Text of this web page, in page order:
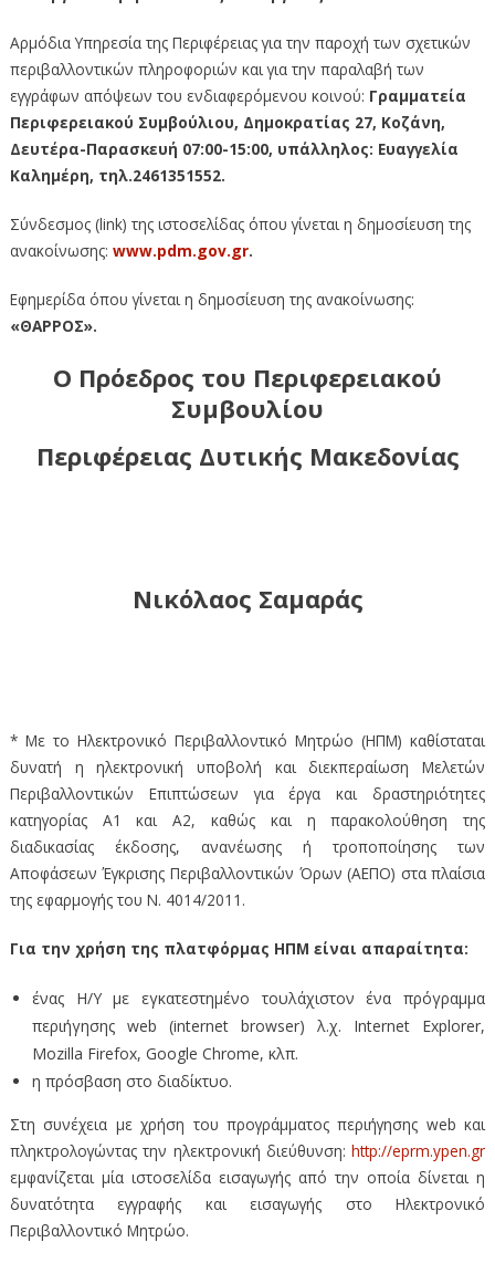
Αρμόδια Υπηρεσία της Περιφέρειας για την παροχή των σχετικών
περιβαλλοντικών πληροφοριών και για την παραλαβή των
εγγράφων απόψεων του ενδιαφερόμενου κοινού: Γραμματεία
Περιφερειακού Συμβούλιου, Δημοκρατίας 27, Κοζάνη,
Δευτέρα-Παρασκευή 07:00-15:00, υπάλληλος: Ευαγγελία
Καλημέρη, τηλ.2461351552.
Σύνδεσμος (link) της ιστοσελίδας όπου γίνεται η δημοσίευση της
ανακοίνωσης: www.pdm.gov.gr.
Εφημερίδα όπου γίνεται η δημοσίευση της ανακοίνωσης:
«ΘΑΡΡΟΣ».
Ο Πρόεδρος του Περιφερειακού
Συμβουλίου
Περιφέρειας Δυτικής Μακεδονίας
Νικόλαος Σαμαράς
* Με το Ηλεκτρονικό Περιβαλλοντικό Μητρώο (ΗΠΜ) καθίσταται
δυνατή η ηλεκτρονική υποβολή και διεκπεραίωση Μελετών
Περιβαλλοντικών Επιπτώσεων για έργα και δραστηριότητες
κατηγορίας Α1 και Α2, καθώς και η παρακολούθηση της
διαδικασίας έκδοσης, ανανέωσης ή τροποποίησης των
Αποφάσεων Έγκρισης Περιβαλλοντικών Όρων (ΑΕΠΟ) στα πλαίσια
της εφαρμογής του Ν. 4014/2011.
Για την χρήση της πλατφόρμας ΗΠΜ είναι απαραίτητα:
ένας Η/Υ με εγκατεστημένο τουλάχιστον ένα πρόγραμμα
περιήγησης web (internet browser) λ.χ. Internet Explorer,
Mozilla Firefox, Google Chrome, κλπ.
η πρόσβαση στο διαδίκτυο.
Στη συνέχεια με χρήση του προγράμματος περιήγησης web και
πληκτρολογώντας την ηλεκτρονική διεύθυνση:http://eprm.ypen.gr
εμφανίζεται μία ιστοσελίδα εισαγωγής από την οποία δίνεται η
δυνατότητα εγγραφής και εισαγωγής στο Ηλεκτρονικό
Περιβαλλοντικό Μητρώο.